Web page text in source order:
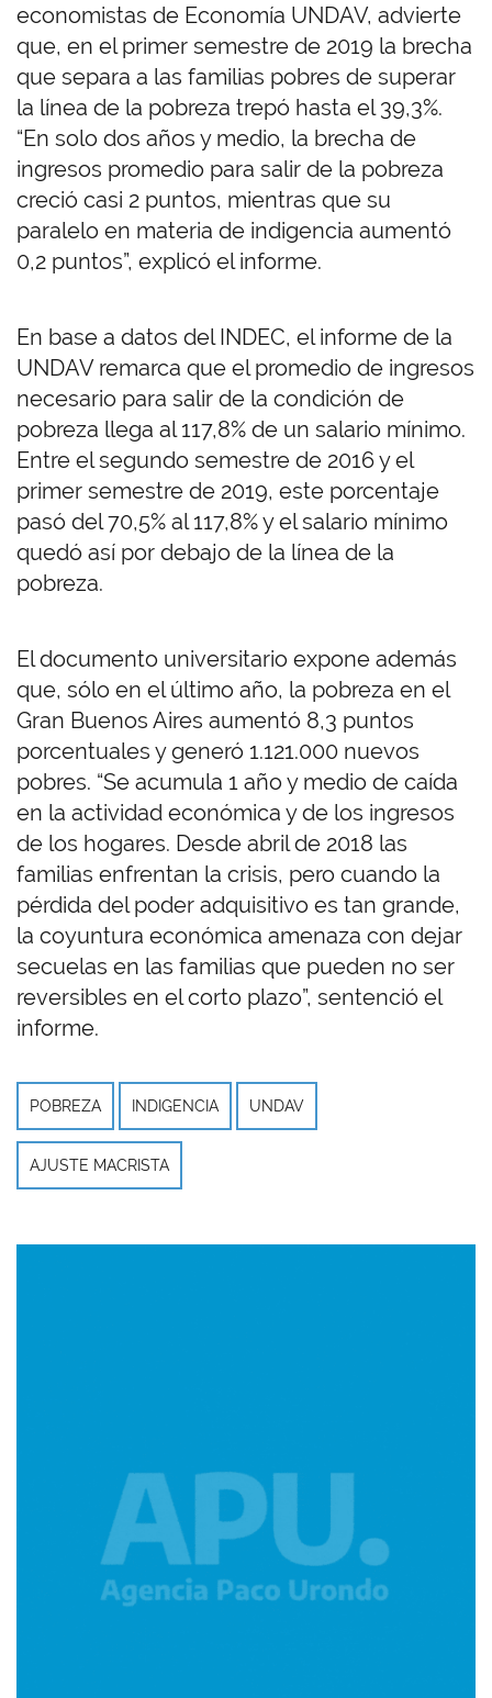
economistas de Economía UNDAV, advierte
que, en el primer semestre de 2019 la brecha
que separa a las familias pobres de superar
la línea de la pobreza trepó hasta el 39,3%.
“En solo dos años y medio, la brecha de
ingresos promedio para salir de la pobreza
creció casi 2 puntos, mientras que su
paralelo en materia de indigencia aumentó
0,2 puntos”, explicó el informe.
En base a datos del INDEC, el informe de la
UNDAV remarca que el promedio de ingresos
necesario para salir de la condición de
pobreza llega al 117,8% de un salario mínimo.
Entre el segundo semestre de 2016 y el
primer semestre de 2019, este porcentaje
pasó del 70,5% al 117,8% y el salario mínimo
quedó así por debajo de la línea de la
pobreza.
El documento universitario expone además
que, sólo en el último año, la pobreza en el
Gran Buenos Aires aumentó 8,3 puntos
porcentuales y generó 1.121.000 nuevos
pobres. “Se acumula 1 año y medio de caída
en la actividad económica y de los ingresos
de los hogares. Desde abril de 2018 las
familias enfrentan la crisis, pero cuando la
pérdida del poder adquisitivo es tan grande,
la coyuntura económica amenaza con dejar
secuelas en las familias que pueden no ser
reversibles en el corto plazo”, sentenció el
informe.
POBREZA INDIGENCIA UNDAV
AJUSTE MACRISTA